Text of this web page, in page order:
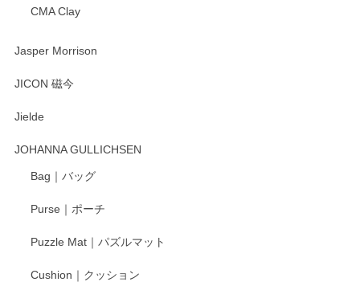
CMA Clay
Jasper Morrison
JICON 磁今
Jielde
JOHANNA GULLICHSEN
Bag｜バッグ
Purse｜ポーチ
Puzzle Mat｜パズルマット
Cushion｜クッション